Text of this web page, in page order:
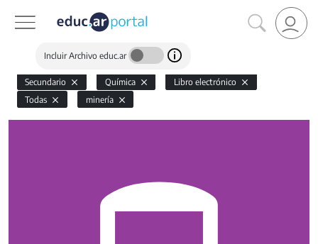
Incluir Archivo educ.ar
Secundario Química
Libro electrónico
Todas
minería